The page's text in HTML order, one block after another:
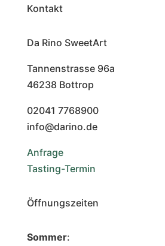
Kontakt
Da Rino SweetArt
Tannenstrasse 96a
46238 Bottrop
02041 7768900
info@darino.de
Anfrage
Tasting-Termin
Öffnungszeiten
Sommer: